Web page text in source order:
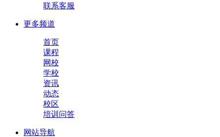
联系客服
更多频道
首页
课程
网校
学校
资讯
动态
校区
培训问答
网站导航